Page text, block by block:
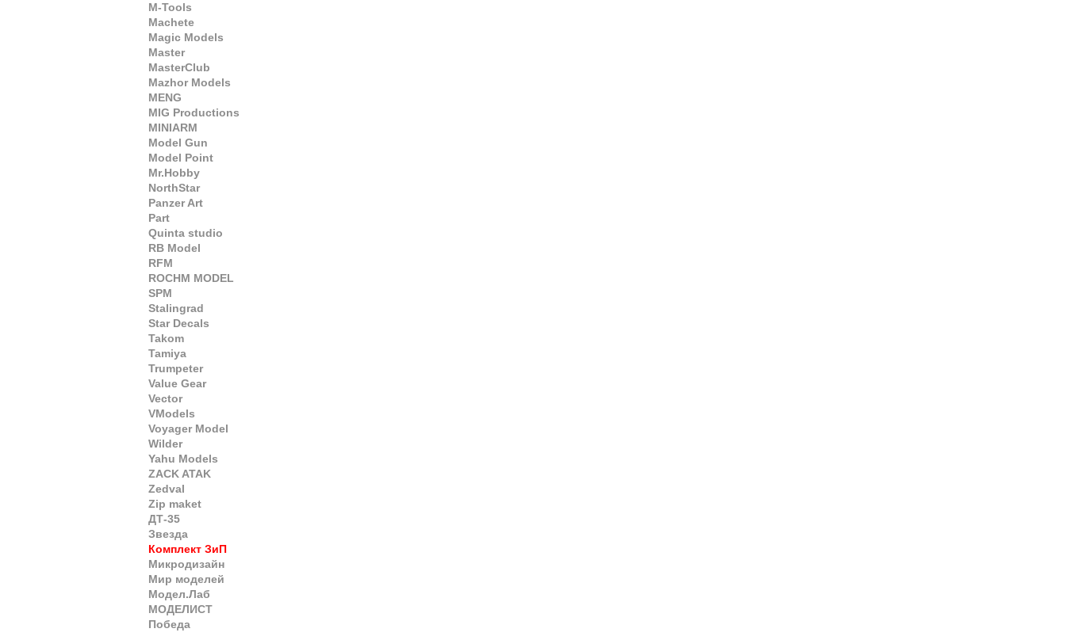
M-Tools
Machete
Magic Models
Master
MasterClub
Mazhor Models
MENG
MIG Productions
MINIARM
Model Gun
Model Point
Mr.Hobby
NorthStar
Panzer Art
Part
Quinta studio
RB Model
RFM
ROCHM MODEL
SPM
Stalingrad
Star Decals
Takom
Tamiya
Trumpeter
Value Gear
Vector
VModels
Voyager Model
Wilder
Yahu Models
ZACK ATAK
Zedval
Zip maket
ДТ-35
Звезда
Комплект ЗиП
Микродизайн
Мир моделей
Модел.Лаб
МОДЕЛИСТ
Победа